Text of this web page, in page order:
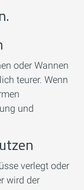
oder Wannen
teurer. Wenn
und
verlegt oder
wird der